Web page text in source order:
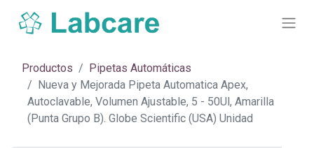
Productos
Pipetas Automáticas
Nueva y Mejorada Pipeta Automatica Apex,
Autoclavable, Volumen Ajustable, 5 - 50Ul, Amarilla
(Punta Grupo B). Globe Scientific (USA) Unidad